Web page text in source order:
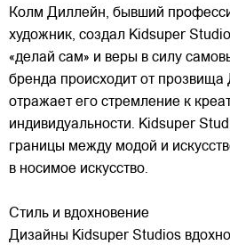
Колм Диллейн, бывший
художник, создал Kidsuper
«делай сам» и веры в силу
бренда происходит от прозвища
отражает его стремление к
индивидуальности. Kidsuper
границы между модой и
в носимое искусство.
Стиль и вдохновение
Дизайны Kidsuper Studios